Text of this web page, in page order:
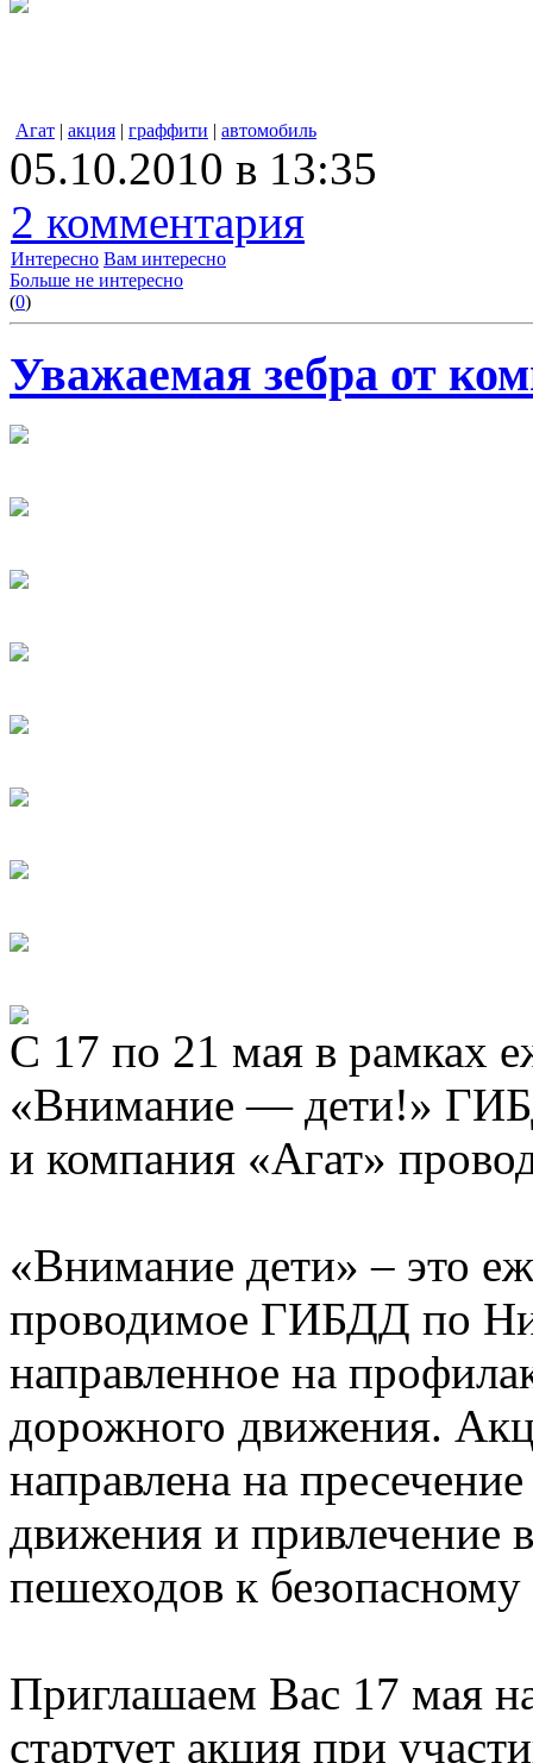
Агат | акция | граффити | автомобиль
05.10.2010 в 13:35
2 комментария
Интересно Вам интересно
Больше не интересно
(0)
Уважаемая зебра от
С 17 по 21 мая в рамках
«Внимание — дети!»
и компания «Агат»
«Внимание дети» – это
проводимое ГИБДД по
направленное на
дорожного движения.
направлена на
движения и привлечение
пешеходов к
Приглашаем Вас 17 мая
стартует акция при